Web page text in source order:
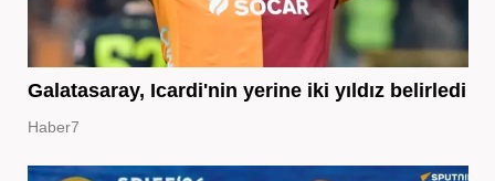
Galatasaray, Icardi'nin yerine iki yıldız belirledi
Haber7